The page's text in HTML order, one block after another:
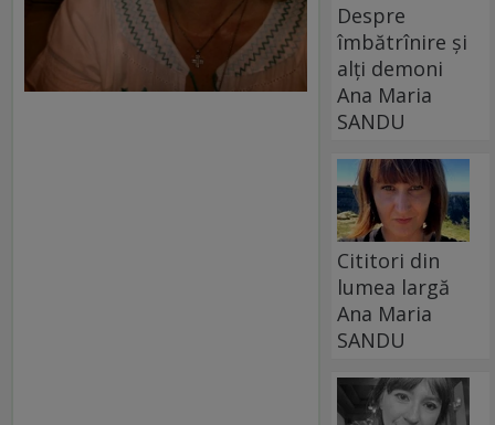
Despre
îmbătrînire și
alți demoni
Ana Maria
SANDU
Cititori din
lumea largă
Ana Maria
SANDU